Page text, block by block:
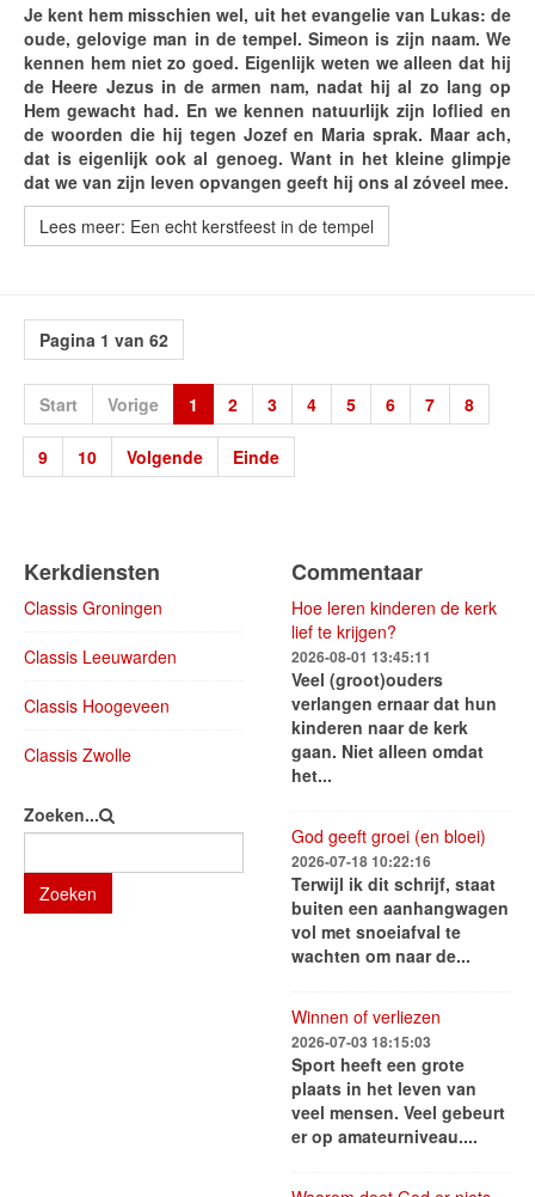
Je kent hem misschien wel, uit het evangelie van Lukas: de
oude, gelovige man in de tempel. Simeon is zijn naam. We
kennen hem niet zo goed. Eigenlijk weten we alleen dat hij
de Heere Jezus in de armen nam, nadat hij al zo lang op
Hem gewacht had. En we kennen natuurlijk zijn loflied en
de woorden die hij tegen Jozef en Maria sprak. Maar ach,
dat is eigenlijk ook al genoeg. Want in het kleine glimpje
dat we van zijn leven opvangen geeft hij ons al zóveel mee.
Lees meer: Een echt kerstfeest in de tempel
Pagina 1 van 62
Start Vorige 1 2 3 4 5 6 7 8
9 10 Volgende Einde
Kerkdiensten
Classis Groningen
Classis Leeuwarden
Classis Hoogeveen
Classis Zwolle
Zoeken...
Zoeken
Commentaar
Hoe leren kinderen de kerk
lief te krijgen?
2026-08-01 13:45:11
Veel (groot)ouders
verlangen ernaar dat hun
kinderen naar de kerk
gaan. Niet alleen omdat
het...
God geeft groei (en bloei)
2026-07-18 10:22:16
Terwijl ik dit schrijf, staat
buiten een aanhangwagen
vol met snoeiafval te
wachten om naar de...
Winnen of verliezen
2026-07-03 18:15:03
Sport heeft een grote
plaats in het leven van
veel mensen. Veel gebeurt
er op amateurniveau....